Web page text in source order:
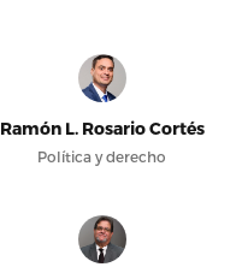
Ramón L. Rosario Cortés
Política y derecho